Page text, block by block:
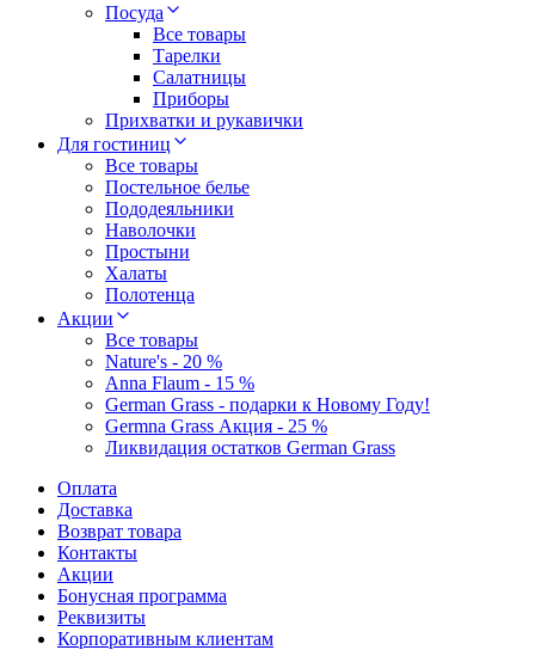
Посуда
Все товары
Тарелки
Салатницы
Приборы
Прихватки и рукавички
Для гостиниц
Все товары
Постельное белье
Пододеяльники
Наволочки
Простыни
Халаты
Полотенца
Акции
Все товары
Nature's - 20 %
Anna Flaum - 15 %
German Grass - подарки к Новому Году!
Germna Grass Акция - 25 %
Ликвидация остатков German Grass
Оплата
Доставка
Возврат товара
Контакты
Акции
Бонусная программа
Реквизиты
Корпоративным клиентам